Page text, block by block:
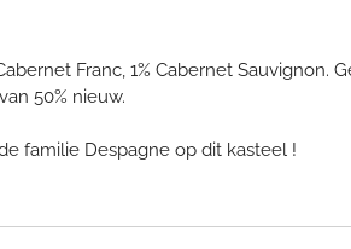
Franc, 1% Cabernet Sauvignon.
50% nieuw.
familie Despagne op dit kasteel !